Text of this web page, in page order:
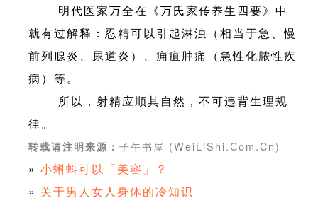
明代医家万全在《万氏家传养生四要》中
就有过解释：忍精可以引起淋浊（相当于急、慢
前列腺炎、尿道炎）、痈疽肿痛（急性化脓性疾
病）等。
所以，射精应顺其自然，不可违背生理规
律。
转载请注明来源： 子午书屋 (WeiLiShi.Com.Cn)
» 小蝌蚪可以「美容」？
» 关于男人女人身体的冷知识